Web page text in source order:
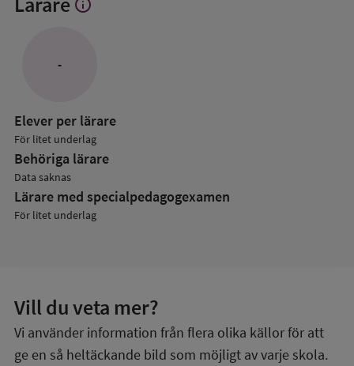
info
-
Elever per lärare
För litet underlag
Behöriga lärare
Data saknas
Lärare med specialpedagog­examen
För litet underlag
Vill du veta mer?
Vi använder information från flera olika källor för att
ge en så heltäckande bild som möjligt av varje skola.